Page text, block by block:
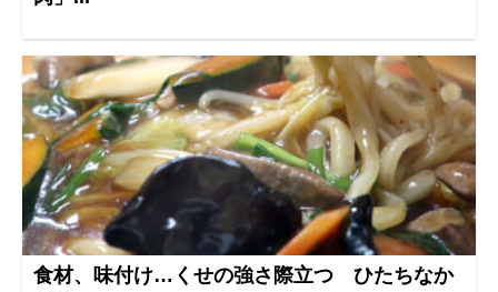
食材、味付け…くせの強さ際立つ ひたちなか